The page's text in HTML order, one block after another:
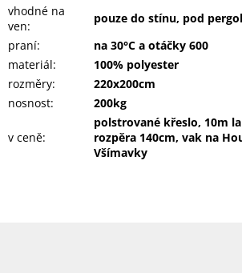
vhodné na
ven:
pouze do stínu, pod
praní:
na 30°C a otáčky 600
materiál:
100% polyester
rozměry:
220x200cm
nosnost: 200kg
v ceně:
polstrované křeslo, 10m
rozpěra 140cm, vak na
Všímavky